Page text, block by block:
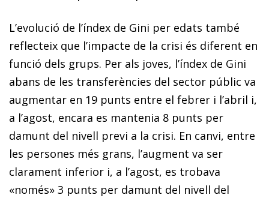
L’evolució de l’índex de Gini per edats també
reflecteix que l’impacte de la crisi és diferent en
funció dels grups. Per als joves, l’índex de Gini
abans de les transferències del sector públic va
augmentar en 19 punts entre el febrer i l’abril i,
a l’agost, encara es mantenia 8 punts per
damunt del nivell previ a la crisi. En canvi, entre
les persones més grans, l’augment va ser
clarament inferior i, a l’agost, es trobava
«només» 3 punts per damunt del nivell del